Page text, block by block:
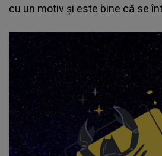
cu un motiv și este bine că se